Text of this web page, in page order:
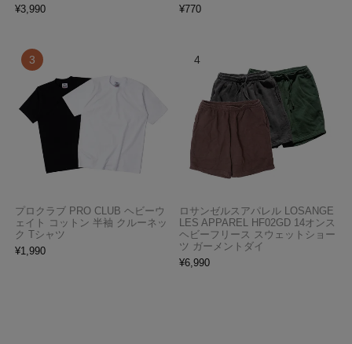
¥3,990
¥770
プロクラブ PRO CLUB ヘビーウ
ェイト コットン 半袖 クルーネッ
ク Tシャツ
¥1,990
ロサンゼルスアパレル LOSANGE
LES APPAREL HF02GD 14オンス
ヘビーフリース スウェットショー
ツ ガーメントダイ
¥6,990